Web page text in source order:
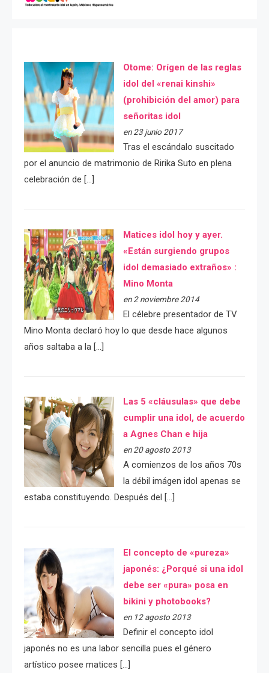
Otome: Orígen de las reglas
idol del «renai kinshi»
(prohibición del amor) para
señoritas idol
en 23 junio 2017
Tras el escándalo suscitado
por el anuncio de matrimonio de Ririka Suto en plena
celebración de […]
Matices idol hoy y ayer.
«Están surgiendo grupos
idol demasiado extraños» :
Mino Monta
en 2 noviembre 2014
El célebre presentador de TV
Mino Monta declaró hoy lo que desde hace algunos
años saltaba a la […]
Las 5 «cláusulas» que debe
cumplir una idol, de acuerdo
a Agnes Chan e hija
en 20 agosto 2013
A comienzos de los años 70s
la débil imágen idol apenas se
estaba constituyendo. Después del […]
El concepto de «pureza»
japonés: ¿Porqué si una idol
debe ser «pura» posa en
bikini y photobooks?
en 12 agosto 2013
Definir el concepto idol
japonés no es una labor sencilla pues el género
artístico posee matices […]